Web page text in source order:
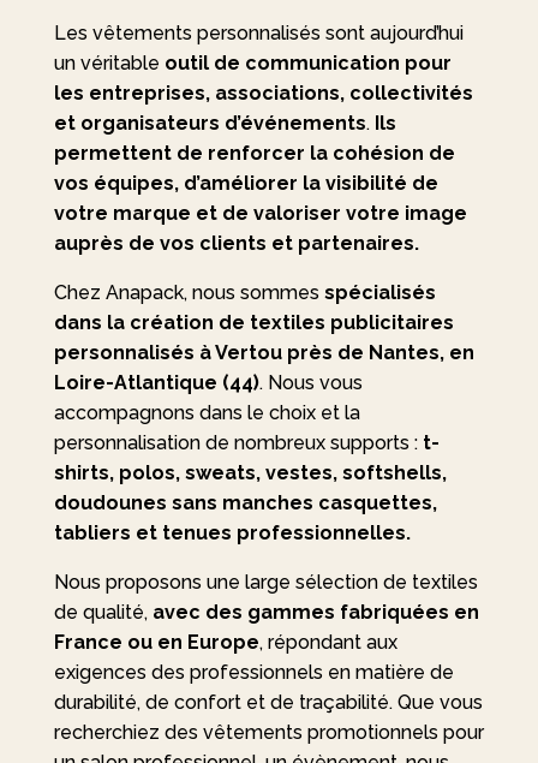
Les vêtements personnalisés sont aujourd’hui
un véritable outil de communication pour
les entreprises, associations, collectivités
et organisateurs d’événements. Ils
permettent de renforcer la cohésion de
vos équipes, d’améliorer la visibilité de
votre marque et de valoriser votre image
auprès de vos clients et partenaires.
Chez Anapack, nous sommes spécialisés
dans la création de textiles publicitaires
personnalisés à Vertou près de Nantes, en
Loire-Atlantique (44). Nous vous
accompagnons dans le choix et la
personnalisation de nombreux supports : t-
shirts, polos, sweats, vestes, softshells,
doudounes sans manches casquettes,
tabliers et tenues professionnelles.
Nous proposons une large sélection de textiles
de qualité, avec des gammes fabriquées en
France ou en Europe, répondant aux
exigences des professionnels en matière de
durabilité, de confort et de traçabilité. Que vous
recherchiez des vêtements promotionnels pour